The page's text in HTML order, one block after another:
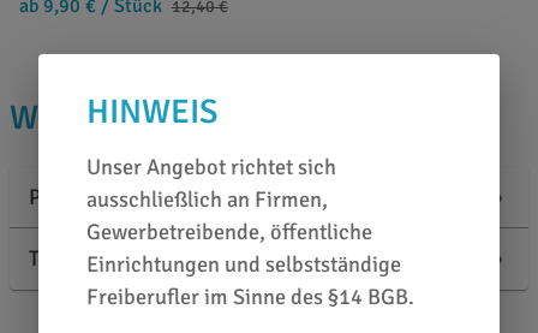
ab 9,90 € / Stück 12,40 €
WISSENSWERTES
Produktbeschreibung
Technische Informationen
HINWEIS
Unser Angebot richtet sich
ausschließlich an Firmen,
Gewerbetreibende, öffentliche
Einrichtungen und selbstständige
Freiberufler im Sinne des §14 BGB.